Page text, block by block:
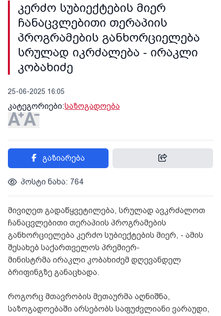
კერძო სუბიექტების მიერ
ჩანაცვლებითი თერაპიის
პროგრამების განხორციელება
სრულად იკრძალება - ირაკლი
კობახიძე
25-06-2025 16:05
კატეგორიები:საზოგადოება
გაზიარება
პოსტი ნახა: 764
მივიღეთ გადაწყვეტილება, სრულად ავკრძალოთ
ჩანაცვლებითი თერაპიის პროგრამების
განხორციელება კერძო სუბიექტების მიერ, - ამის
შესახებ საქართველოს პრემიერ-
მინისტრმა ირაკლი კობახიძემ დღევანდელ
ბრიფინგზე განაცხადა.
როგორც მთავრობის მეთაურმა აღნიშნა,
საზოგადოებაში არსებობს საფუძვლიანი ვარაუდი,